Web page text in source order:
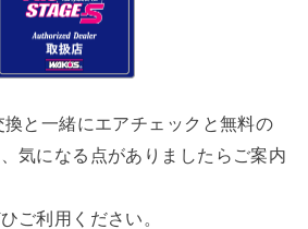
と一緒にエアチェックと無料の
気になる点がありましたらご案内
ご利用ください。